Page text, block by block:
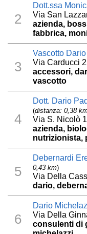
2
Dott.ssa
Via San
azienda,
fabbrica,
3
Vascotto Dario
Via Carducci
accessori,
vascotto
4
Dott. Dario
(distanza: 0,38
Via S. Nicolò
azienda,
nutrizionista,
5
Debernardi
0,43 km)
Via Della
dario,
6
Dario
Via Della
consulenti di